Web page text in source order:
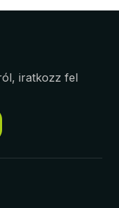
iratkozz fel